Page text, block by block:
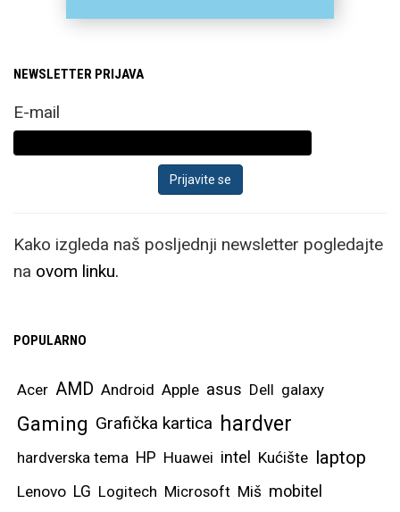
NEWSLETTER PRIJAVA
E-mail
Kako izgleda naš posljednji newsletter pogledajte
na ovom linku.
POPULARNO
Acer AMD Android Apple asus Dell galaxy
Gaming Grafička kartica hardver
hardverska tema HP Huawei intel Kućište laptop
Lenovo LG Logitech Microsoft Miš mobitel